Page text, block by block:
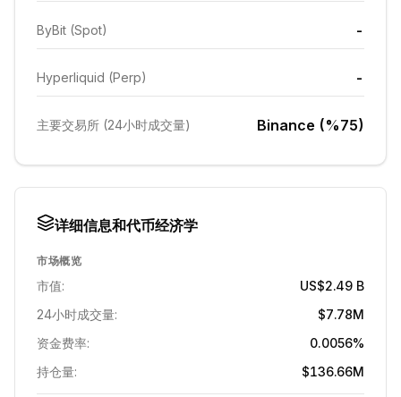
ByBit (Spot) -
Hyperliquid (Perp) -
主要交易所 (24小时成交量) Binance (%75)
详细信息和代币经济学
市场概览
市值:
US$2.49 B
24小时成交量:
$7.78M
资金费率:
0.0056%
持仓量:
$136.66M